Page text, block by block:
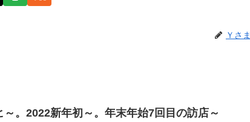
Ｙさま
。2022新年初～。年末年始7回目の訪店～